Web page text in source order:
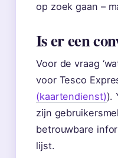
op zoek gaan –
Is er een
Voor de vraag
voor Tesco
(kaartendienst)).
zijn
betrouwbare
lijst.